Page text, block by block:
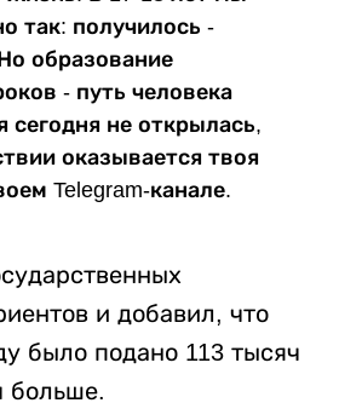
так: получилось -
образование
- путь человека
сегодня не открылась,
оказывается твоя
Telegram-канале.
и добавил, что
было подано 113 тысяч
больше.